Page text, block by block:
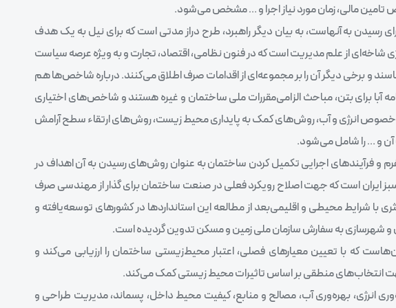
تامین مالی، زمان مورد نیاز اجرا و … مشخص می‌شود.
رسیدن به آنهاست، به بیان دیگر راهبرد، طرح دراز مدتی است که برای نیل به یک هدف
از علم مدیریت است که در فنون نظامی، اقتصاد، تجارت و به ویژه عرصه سیاست
و برخی دیگر آن را بر مجموعه‌ای از اقدامات صرف اطلاق می‌کنند. درباره شاخص‌ها هم
آیین‌نامه 2800 برای سازه، آیین‌نامه آبا برای بتن، مباحث الزامی‌مقررات ملی ساختمان و غیره هستند و شاخص‌های اختیاری
خصوص انرژی و آب، روش‌های کمک به پایداری محیط زیست، روش‌های ارتقاء سطح آرامش
آن و … را شامل می‌شود.
و فرآیندهای اجرایی تکمیل کردن ساختمان به عنوان روش‌های رسیدن به آن اهداف در
ایران است که جهت اصلاح رویکرد فعلی در صنعت ساختمان برای گذار از مهندسی صرف
با شرایط محیطی و اقلیمی‌بعد از مطالعه این استانداردها در کشورهای توسعه‌یافته و
شهرسازی به سفارش سازمان ملی زمین و مسکن تدوین گردیده است.
که با تعیین معیارهای فصلی، اعتبار محیط‌زیستی ساختمان را ارزیابی می‌کند و
انرژی، بهره‌وری آب، مصالح و منابع، کیفیت محیط داخل، پسماند، مدیریت طراحی و